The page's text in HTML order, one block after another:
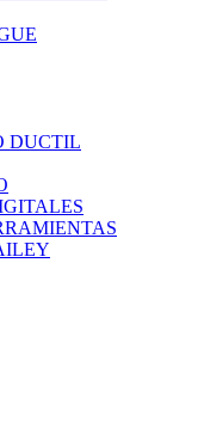
DUCTIL